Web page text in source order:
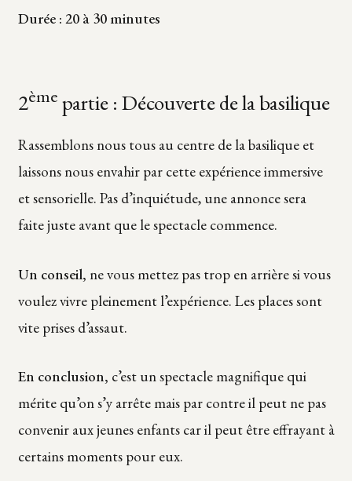
Durée : 20 à 30 minutes
2ème partie : Découverte de la basilique
Rassemblons nous tous au centre de la basilique et
laissons nous envahir par cette expérience immersive
et sensorielle. Pas d’inquiétude, une annonce sera
faite juste avant que le spectacle commence.
Un conseil, ne vous mettez pas trop en arrière si vous
voulez vivre pleinement l’expérience. Les places sont
vite prises d’assaut.
En conclusion, c’est un spectacle magnifique qui
mérite qu’on s’y arrête mais par contre il peut ne pas
convenir aux jeunes enfants car il peut être effrayant à
certains moments pour eux.